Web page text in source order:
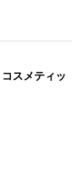
スメティッ